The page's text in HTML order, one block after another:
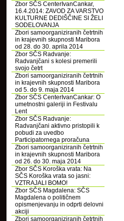
Zbor SČS CenterIvanCankar,
16.4.2014: ZAVOD ZA VARSTVO
KULTURNE DEDIŠČINE SI ŽELI
SODELOVANJA
Zbori samoorganiziranih četrtnih
in krajevnih skupnosti Maribora
od 28. do 30. aprila 2014
Zbor SČS Radvanje:
Radvanjčani s kolesi premerili
svojo četrt
Zbori samoorganiziranih četrtnih
in krajevnih skupnosti Maribora
od 5. do 9. maja 2014
Zbor SČS CenterIvanCankar: O
umetnostni galeriji in Festivalu
Lent
Zbor SČS Radvanje:
Radvanjčani aktivno pristopili k
pobudi za uvedbo
Participatornega proračuna
Zbori samoorganiziranih četrtnih
in krajevnih skupnosti Maribora
od 26. do 30. maja 2014
Zbor SČS Koroška vrata: Na
SČS Koroška vrata so jasni:
VZTRAJALI BOMO!
Zbor SČS Magdalena: SČS
Magdalena o političnem
opismenjevanju in odprti delovni
akciji
Zbori samoorganiziranih četrtnih